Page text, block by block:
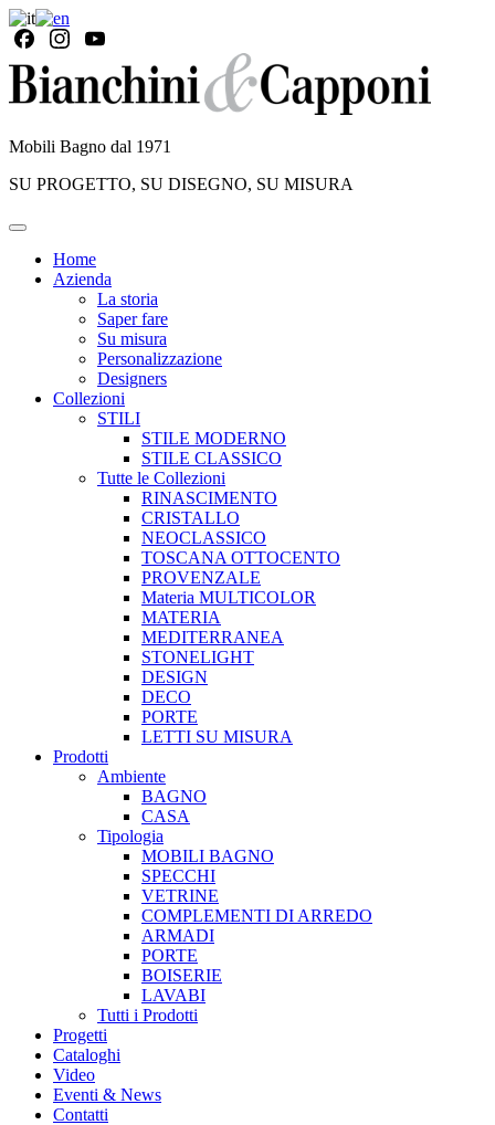
Mobili Bagno dal 1971
SU PROGETTO, SU DISEGNO, SU MISURA
Home
Azienda
La storia
Saper fare
Su misura
Personalizzazione
Designers
Collezioni
STILI
STILE MODERNO
STILE CLASSICO
Tutte le Collezioni
RINASCIMENTO
CRISTALLO
NEOCLASSICO
TOSCANA OTTOCENTO
PROVENZALE
Materia MULTICOLOR
MATERIA
MEDITERRANEA
STONELIGHT
DESIGN
DECO
PORTE
LETTI SU MISURA
Prodotti
Ambiente
BAGNO
CASA
Tipologia
MOBILI BAGNO
SPECCHI
VETRINE
COMPLEMENTI DI ARREDO
ARMADI
PORTE
BOISERIE
LAVABI
Tutti i Prodotti
Progetti
Cataloghi
Video
Eventi & News
Contatti